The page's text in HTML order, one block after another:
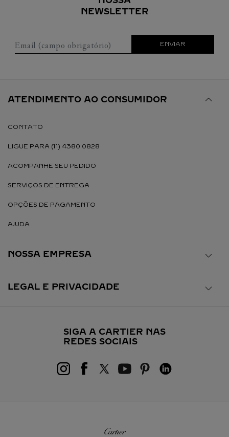
NEWSLETTER
Email (campo obrigatório) ENVIAR
ATENDIMENTO AO CONSUMIDOR
CONTATO
LIGUE PARA (11) 4380 0828
ACOMPANHE SEU PEDIDO
SERVIÇOS DE ENTREGA
OPÇÕES DE PAGAMENTO
AJUDA
NOSSA EMPRESA
LEGAL E PRIVACIDADE
SIGA A CARTIER NAS
REDES SOCIAIS